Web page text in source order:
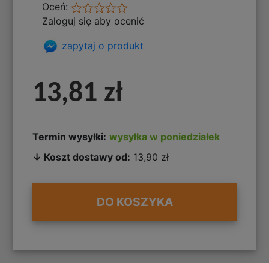
Oceń:
Zaloguj się aby ocenić
zapytaj o produkt
13,81 zł
Termin wysyłki: wysyłka w poniedziałek
↓ Koszt dostawy od: 13,90 zł
DO KOSZYKA